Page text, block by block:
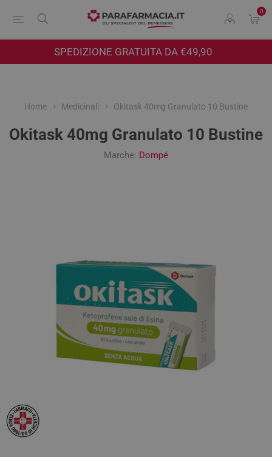
0
SPEDIZIONE GRATUITA DA €49,90
Home Medicinali Okitask 40mg Granulato 10 Bustine
Okitask 40mg Granulato 10 Bustine
Marche: Dompé